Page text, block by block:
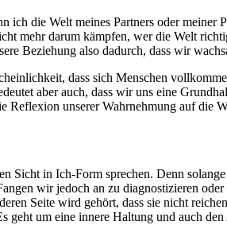
die Welt meines Partners oder meiner
mehr darum kämpfen, wer die Welt
Beziehung also dadurch, dass wir
dass sich Menschen
aber auch, dass wir uns eine
unserer Wahrnehmung auf die
Sicht in Ich-Form sprechen. Denn
wir jedoch an zu diagnostizieren
Seite wird gehört, dass sie nicht
um eine innere Haltung und auch